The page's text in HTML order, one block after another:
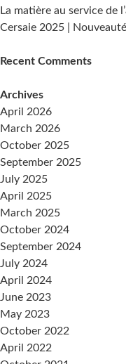
La matière au service de
Cersaie 2025 |
Recent Comments
Archives
April 2026
March 2026
October 2025
September 2025
July 2025
April 2025
March 2025
October 2024
September 2024
July 2024
April 2024
June 2023
May 2023
October 2022
April 2022